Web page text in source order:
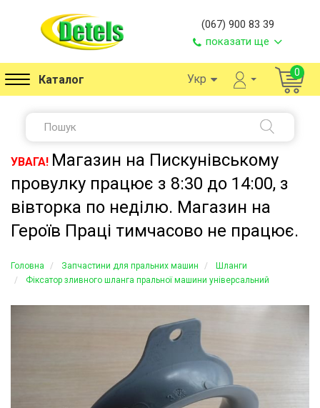
(067) 900 83 39
показати ще
Каталог Укр 0
УВАГА! Магазин на Пискунівському
провулку працює з 8:30 до 14:00, з
вівторка по неділю. Магазин на
Героїв Праці тимчасово не працює.
Головна Запчастини для пральних машин
Шланги
Фіксатор зливного шланга пральної машини універсальний